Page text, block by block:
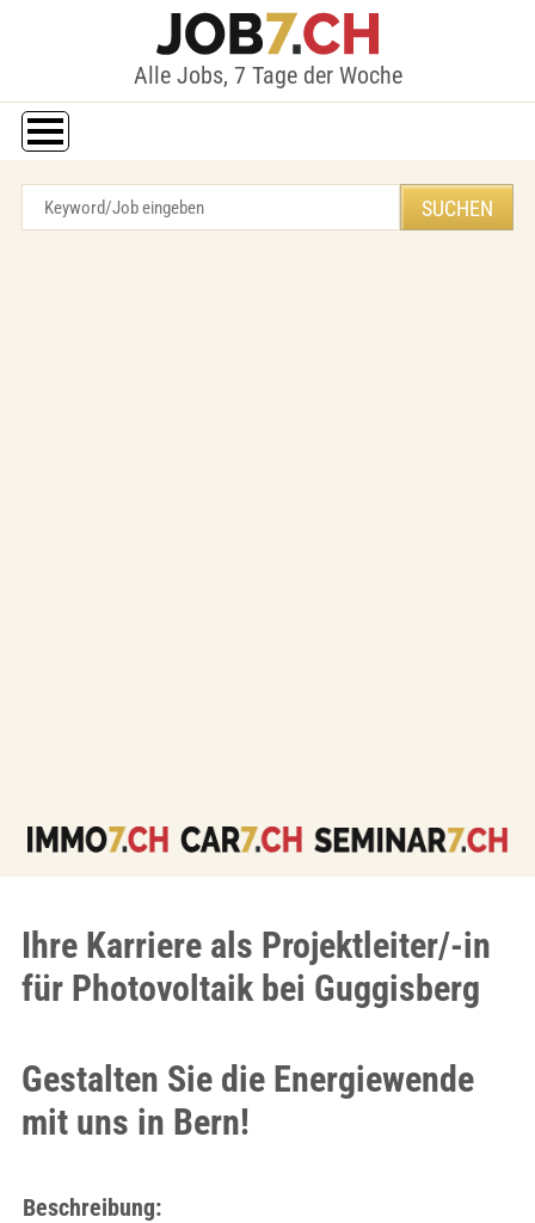
Alle Jobs, 7 Tage der Woche
Ihre Karriere als Projektleiter/-in
für Photovoltaik bei Guggisberg
Gestalten Sie die Energiewende
mit uns in Bern!
Beschreibung: